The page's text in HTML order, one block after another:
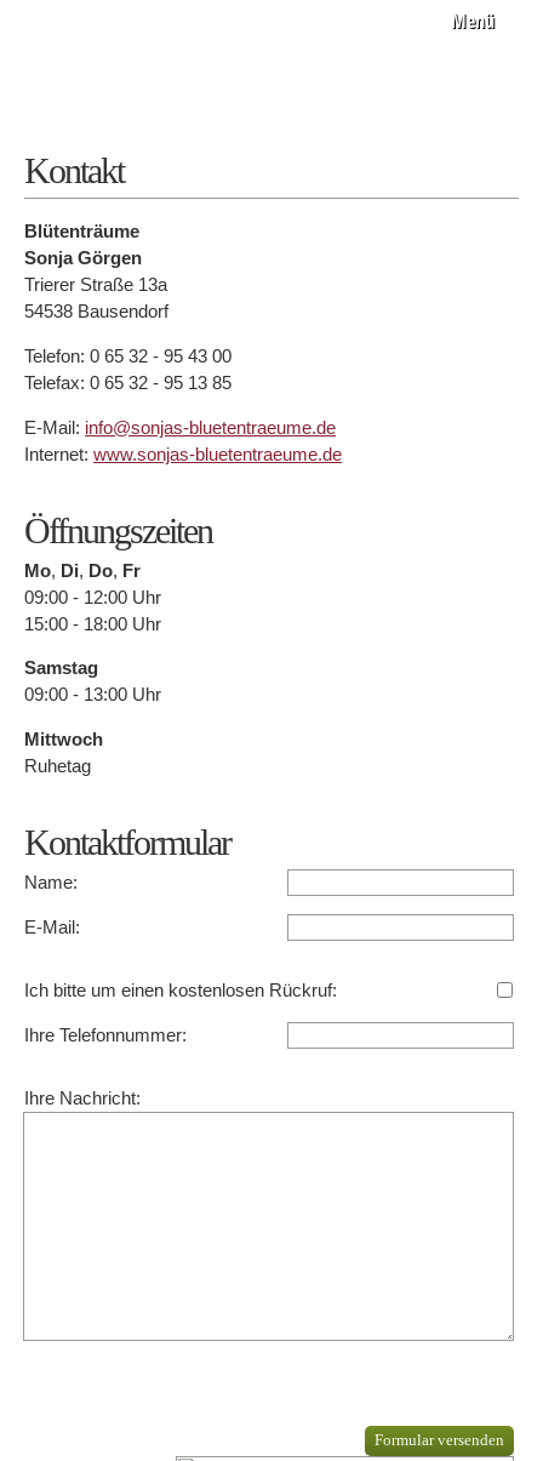
Menü
Kontakt
Blütenträume
Sonja Görgen
Trierer Straße 13a
54538 Bausendorf
Telefon: 0 65 32 - 95 43 00
Telefax: 0 65 32 - 95 13 85
E-Mail: info@sonjas-bluetentraeume.de
Internet: www.sonjas-bluetentraeume.de
Öffnungszeiten
Mo, Di, Do, Fr
09:00 - 12:00 Uhr
15:00 - 18:00 Uhr
Samstag
09:00 - 13:00 Uhr
Mittwoch
Ruhetag
Kontaktformular
Name:
E-Mail:
Ich bitte um einen kostenlosen Rückruf:
Ihre Telefonnummer:
Ihre Nachricht:
Formular versenden